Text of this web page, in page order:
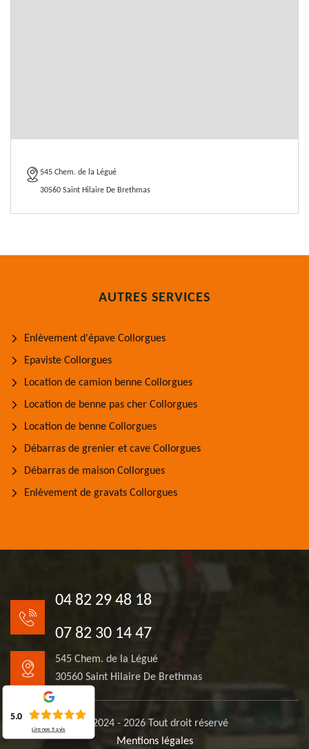
545 Chem. de la Légué
30560 Saint Hilaire De Brethmas
AUTRES SERVICES
Enlèvement d'épave Collorgues
Epaviste Collorgues
Location de camion benne Collorgues
Location de benne pas cher Collorgues
Location de benne Collorgues
Débarras de grenier et cave Collorgues
Débarras de maison Collorgues
Enlèvement de gravats Collorgues
04 82 29 48 18
07 82 30 14 47
545 Chem. de la Légué
30560 Saint Hilaire De Brethmas
© 2024 - 2026 Tout droit réservé
Mentions légales
5.0
Lire nos5 avis